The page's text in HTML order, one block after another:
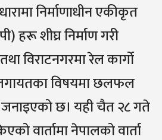
निर्माणाधीन एकीकृत
हरू शीघ्र निर्माण गरी
विराटनगरमा रेल कार्गो
विषयमा छलफल
छ। यही चैत २८ गते
वार्तामा नेपालको वार्ता